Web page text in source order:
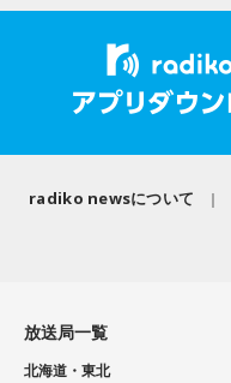
radiko newsについて
放送局一覧
北海道・東北